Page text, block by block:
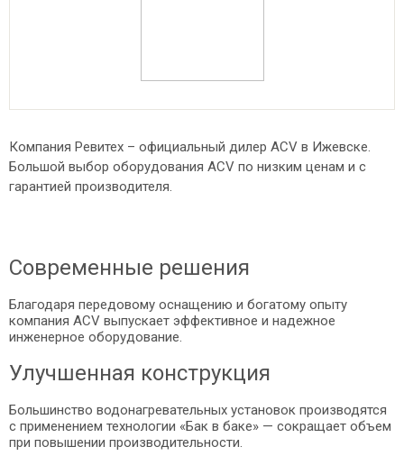
Компания Ревитех – официальный дилер ACV в Ижевске.
Большой выбор оборудования ACV по низким ценам и с
гарантией производителя.
Современные решения
Благодаря передовому оснащению и богатому опыту
компания ACV выпускает эффективное и надежное
инженерное оборудование.
Улучшенная конструкция
Большинство водонагревательных установок производятся
с применением технологии «Бак в баке» — сокращает объем
при повышении производительности.